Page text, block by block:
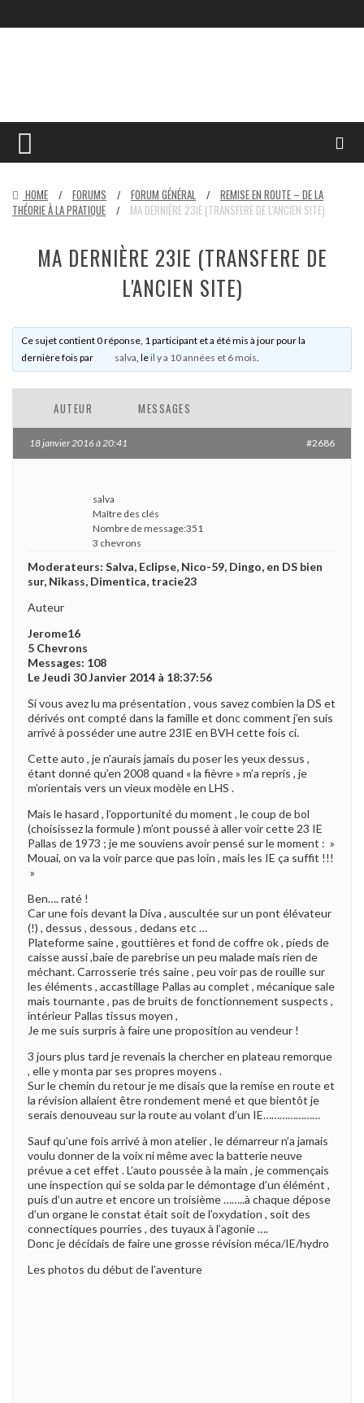
HOME / FORUMS / FORUM GÉNÉRAL /
REMISE EN ROUTE – DE LA
THÉORIE À LA PRATIQUE
/ MA DERNIÈRE 23IE (TRANSFERE DE L'ANCIEN SITE)
MA DERNIÈRE 23IE (TRANSFERE DE
L'ANCIEN SITE)
Ce sujet contient 0 réponse, 1 participant et a été mis à jour pour la
dernière fois par
salva, leil y a 10 années et 6 mois.
AUTEUR MESSAGES
18 janvier 2016 à 20:41 #2686
salva
Maître des clés
Nombre de message:351
3 chevrons
Moderateurs: Salva, Eclipse, Nico-59, Dingo, en DS bien
sur, Nikass, Dimentica, tracie23
Auteur
Jerome16
5 Chevrons
Messages: 108
Le Jeudi 30 Janvier 2014 à 18:37:56
Si vous avez lu ma présentation , vous savez combien la DS et
dérivés ont compté dans la famille et donc comment j’en suis
arrivé à posséder une autre 23IE en BVH cette fois ci.
Cette auto , je n’aurais jamais du poser les yeux dessus ,
étant donné qu’en 2008 quand « la fièvre » m’a repris , je
m’orientais vers un vieux modèle en LHS .
Mais le hasard , l’opportunité du moment , le coup de bol
(choisissez la formule ) m’ont poussé à aller voir cette 23 IE
Pallas de 1973 ; je me souviens avoir pensé sur le moment : »
Mouai, on va la voir parce que pas loin , mais les IE ça suffit !!!
»
Ben…. raté !
Car une fois devant la Diva , auscultée sur un pont élévateur
(!) , dessus , dessous , dedans etc …
Plateforme saine , gouttières et fond de coffre ok , pieds de
caisse aussi ,baie de parebrise un peu malade mais rien de
méchant. Carrosserie trés saine , peu voir pas de rouille sur
les éléments , accastillage Pallas au complet , mécanique sale
mais tournante , pas de bruits de fonctionnement suspects ,
intérieur Pallas tissus moyen ,
Je me suis surpris à faire une proposition au vendeur !
3 jours plus tard je revenais la chercher en plateau remorque
, elle y monta par ses propres moyens .
Sur le chemin du retour je me disais que la remise en route et
la révision allaient être rondement mené et que bientôt je
serais denouveau sur la route au volant d’un IE…………………
Sauf qu’une fois arrivé à mon atelier , le démarreur n’a jamais
voulu donner de la voix ni même avec la batterie neuve
prévue a cet effet . L’auto poussée à la main , je commençais
une inspection qui se solda par le démontage d’un élémént ,
puis d’un autre et encore un troisième ……..à chaque dépose
d’un organe le constat était soit de l’oxydation , soit des
connectiques pourries , des tuyaux à l’agonie ….
Donc je décidais de faire une grosse révision méca/IE/hydro
Les photos du début de l’aventure